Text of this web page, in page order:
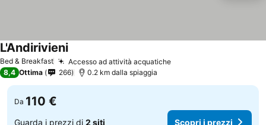
Bed & Breakfast Accesso ad attività acquatiche
L'Andirivieni
8,4 Ottima 266 0.2 km dalla spiaggia
Da 110 €
Guarda i prezzi di 2 siti Scopri i prezzi